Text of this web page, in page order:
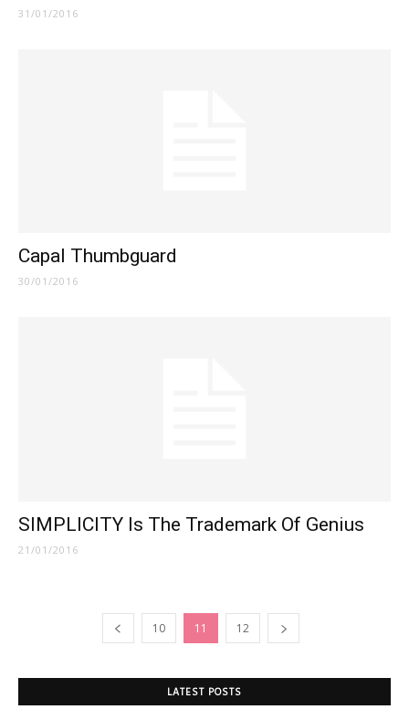
31/01/2016
Capal Thumbguard
30/01/2016
SIMPLICITY Is The Trademark Of Genius
21/01/2016
10 11 12
LATEST POSTS